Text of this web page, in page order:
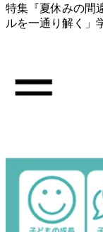
特集『夏休みの間
ルを一通り解く」